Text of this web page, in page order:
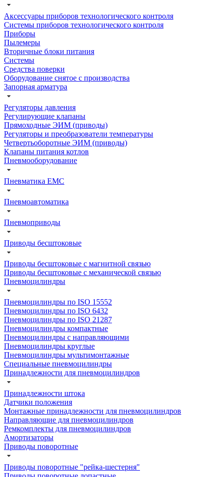
Аксессуары приборов технологического контроля
Системы приборов технологического контроля
Приборы
Пылемеры
Вторичные блоки питания
Системы
Средства поверки
Оборудование снятое с производства
Запорная арматура
Регуляторы давления
Регулирующие клапаны
Прямоходные ЭИМ (приводы)
Регуляторы и преобразователи температуры
Четвертьоборотные ЭИМ (приводы)
Клапаны питания котлов
Пневмооборудование
Пневматика EMC
Пневмоавтоматика
Пневмоприводы
Приводы бесштоковые
Приводы бесштоковые с магнитной связью
Приводы бесштоковые с механической связью
Пневмоцилиндры
Пневмоцилиндры по ISO 15552
Пневмоцилиндры по ISO 6432
Пневмоцилиндры по ISO 21287
Пневмоцилиндры компактные
Пневмоцилиндры с направляющими
Пневмоцилиндры круглые
Пневмоцилиндры мультимонтажные
Специальные пневмоцилиндры
Принадлежности для пневмоцилиндров
Принадлежности штока
Датчики положения
Монтажные принадлежности для пневмоцилиндров
Направляющие для пневмоцилиндров
Ремкомплекты для пневмоцилиндров
Амортизаторы
Приводы поворотные
Приводы поворотные "рейка-шестерня"